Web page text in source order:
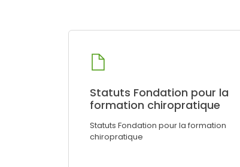
Statuts Fondation pour la
formation chiropratique
Statuts Fondation pour la formation
chiropratique